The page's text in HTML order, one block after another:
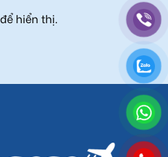
hiển thị.